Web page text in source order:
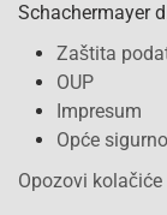
Schachermayer
Zaštita
OUP
Impresum
Opće
Opozovi kolačiće